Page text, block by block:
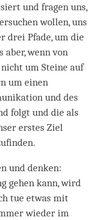
und fragen uns,
wollen, uns
drei Pfade, um die
aber, wenn von
um Steine auf
um einen
und des
folgt und die als
erstes Ziel
und denken:
gehen kann, wird
tue etwas mit
wieder im